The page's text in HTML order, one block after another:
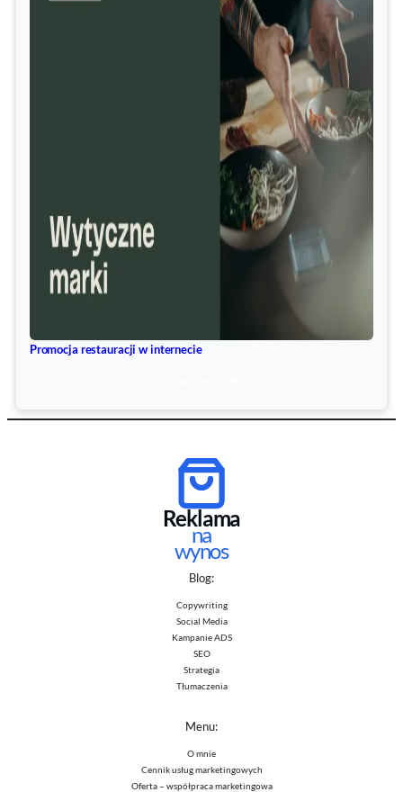
Promocja restauracji w internecie
Reklama
na
wynos
Blog:
Copywriting
Social Media
Kampanie ADS
SEO
Strategia
Tłumaczenia
Menu:
O mnie
Cennik usług marketingowych
Oferta – współpraca marketingowa